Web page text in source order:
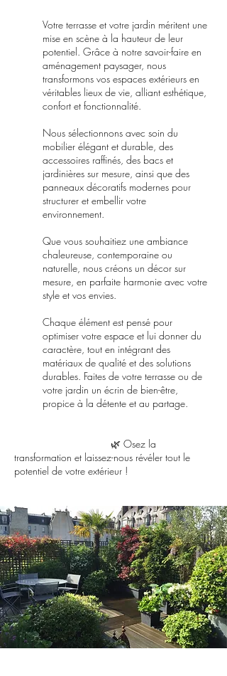
Votre terrasse et votre jardin méritent une
mise en scène à la hauteur de leur
potentiel. Grâce à notre savoir-faire en
aménagement paysager, nous
transformons vos espaces extérieurs en
véritables lieux de vie, alliant esthétique,
confort et fonctionnalité.
Nous sélectionnons avec soin du
mobilier élégant et durable, des
accessoires raffinés, des bacs et
jardinières sur mesure, ainsi que des
panneaux décoratifs modernes pour
structurer et embellir votre
environnement.
Que vous souhaitiez une ambiance
chaleureuse, contemporaine ou
naturelle, nous créons un décor sur
mesure, en parfaite harmonie avec votre
style et vos envies.
Chaque élément est pensé pour
optimiser votre espace et lui donner du
caractère, tout en intégrant des
matériaux de qualité et des solutions
durables. Faites de votre terrasse ou de
votre jardin un écrin de bien-être,
propice à la détente et au partage.
🌿 Osez la
transformation et laissez-nous révéler tout le
potentiel de votre extérieur !